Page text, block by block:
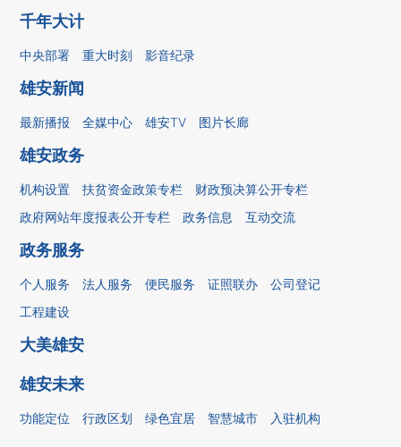
千年大计
中央部署 重大时刻 影音纪录
雄安新闻
最新播报 全媒中心 雄安TV 图片长廊
雄安政务
机构设置 扶贫资金政策专栏
财政预决算公开专栏
政府网站年度报表公开专栏
政务信息 互动交流
政务服务
个人服务 法人服务 便民服务 证照联办
公司登记
工程建设
大美雄安
雄安未来
功能定位 行政区划 绿色宜居 智慧城市 入驻机构